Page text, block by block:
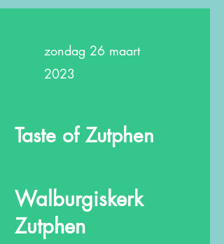
zondag 26 maart
2023
Taste of Zutphen
Walburgiskerk
Zutphen